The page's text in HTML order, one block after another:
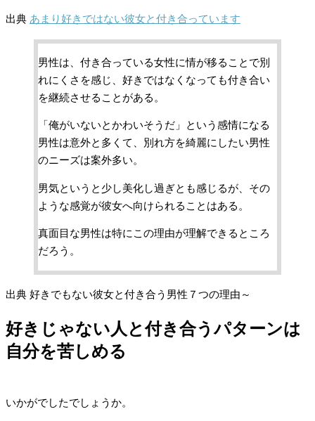
出典 あまり好きではない彼女と付き合っています
男性は、付き合っている女性に情が移ることで別
れにくさを感じ、好きではなくなっても付き合い
を継続させることがある。
「俺がいないとかわいそうだ」という感情になる
男性は意外と多くて、別れ方を綺麗にしたい男性
のニーズは案外多い。
男気というと少し美化し過ぎとも感じるが、その
ような感覚が彼女へ向けられることはある。
真面目な男性は特にこの理由が理解できるところ
だろう。
出典 好きでもない彼女と付き合う男性７つの理由～
好きじゃない人と付き合うパターンは
自分を苦しめる
いかがでしたでしょうか。